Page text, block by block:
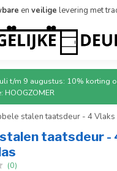
enveiligelevering met
t/m 9 augustus: 10% korting
HOOGZOMER
stalen taatsdeur - 4
taatsdeur -
(0)